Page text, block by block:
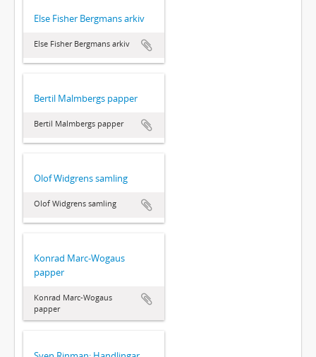
Else Fisher Bergmans arkiv
Else Fisher Bergmans arkiv
Bertil Malmbergs papper
Bertil Malmbergs papper
Olof Widgrens samling
Olof Widgrens samling
Konrad Marc-Wogaus
papper
Konrad Marc-Wogaus
papper